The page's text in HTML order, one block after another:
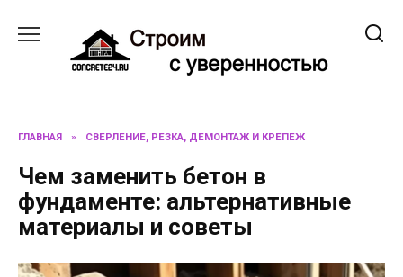
содержанию
ГЛАВНАЯ » СВЕРЛЕНИЕ, РЕЗКА, ДЕМОНТАЖ И КРЕПЕЖ
Чем заменить бетон в
фундаменте: альтернативные
материалы и советы